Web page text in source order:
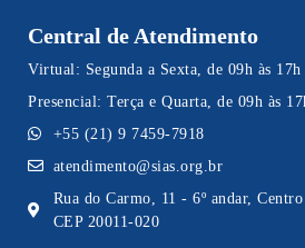
Central de Atendimento
Virtual: Segunda a Sexta, de 09h às 17h
Presencial: Terça e Quarta, de 09h às
+55 (21) 9 7459-7918
atendimento@sias.org.br
Rua do Carmo, 11 - 6º andar,
CEP 20011-020